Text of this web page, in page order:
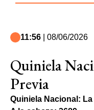
11:56 | 08/06/2026
Quiniela
Previa
Quiniela Nacional: